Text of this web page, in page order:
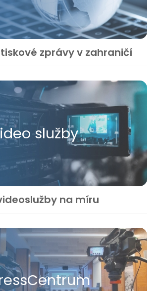
zprávy v zahraničí
služby
na míru